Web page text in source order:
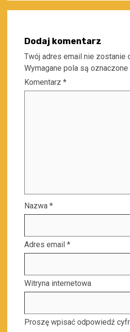
Dodaj komentarz
Twój adres email nie zostanie
Wymagane pola są oznaczone
Komentarz *
Nazwa *
Adres email *
Witryna internetowa
Proszę wpisać odpowiedź